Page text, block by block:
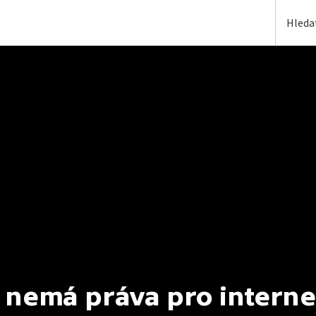
nemá práva pro